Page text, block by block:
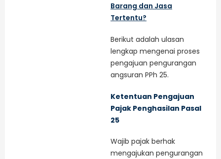
Barang dan Jasa
Tertentu?
Berikut adalah ulasan
lengkap mengenai proses
pengajuan pengurangan
angsuran PPh 25.
Ketentuan Pengajuan
Pajak Penghasilan Pasal
25
Wajib pajak berhak
mengajukan pengurangan